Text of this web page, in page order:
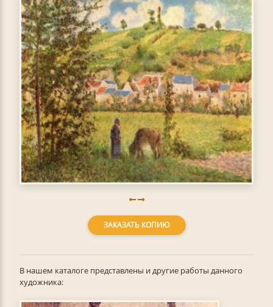
ЗАКАЗАТЬ КОПИЮ
В нашем каталоге представлены и другие работы данного
художника: